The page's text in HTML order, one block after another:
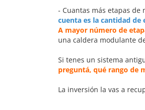
- Cuantas más etapas de
cuenta es la cantidad de
A mayor número de
una caldera modulante
Si tenes un sistema
preguntá, qué rango de
La inversión la vas a